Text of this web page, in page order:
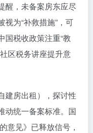
醒，未备案房东应尽
为“补救措施”，可
国税收政策注重“教
区税务讲座提升意
建房出租），探讨性
动统一备案标准。国
意见》已释放信号，